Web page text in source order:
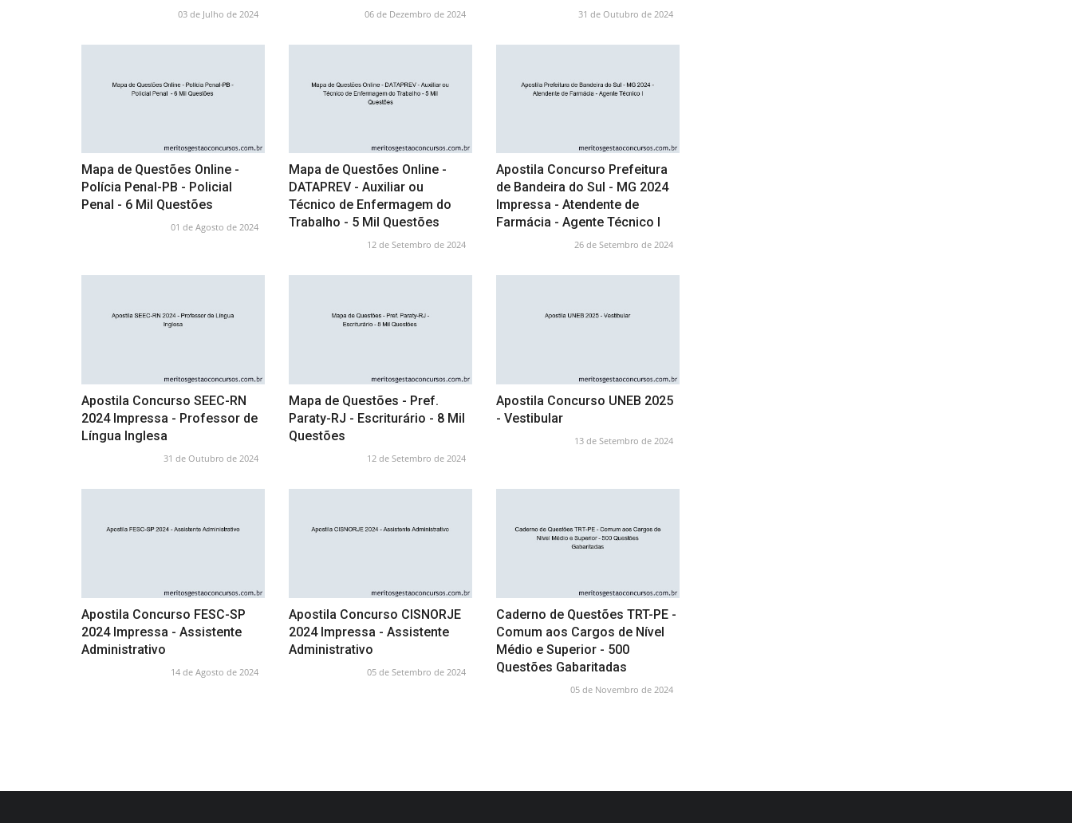
03 de Julho de 2024 06 de Dezembro de 2024 31 de Outubro de 2024
Mapa de Questões Online -
Polícia Penal-PB - Policial
Penal - 6 Mil Questões
01 de Agosto de 2024
Mapa de Questões Online -
DATAPREV - Auxiliar ou
Técnico de Enfermagem do
Trabalho - 5 Mil Questões
12 de Setembro de 2024
Apostila Concurso Prefeitura
de Bandeira do Sul - MG 2024
Impressa - Atendente de
Farmácia - Agente Técnico I
26 de Setembro de 2024
Apostila Concurso SEEC-RN
2024 Impressa - Professor de
Língua Inglesa
31 de Outubro de 2024
Mapa de Questões - Pref.
Paraty-RJ - Escriturário - 8 Mil
Questões
12 de Setembro de 2024
Apostila Concurso UNEB 2025
- Vestibular
13 de Setembro de 2024
Apostila Concurso FESC-SP
2024 Impressa - Assistente
Administrativo
14 de Agosto de 2024
Apostila Concurso CISNORJE
2024 Impressa - Assistente
Administrativo
05 de Setembro de 2024
Caderno de Questões TRT-PE -
Comum aos Cargos de Nível
Médio e Superior - 500
Questões Gabaritadas
05 de Novembro de 2024